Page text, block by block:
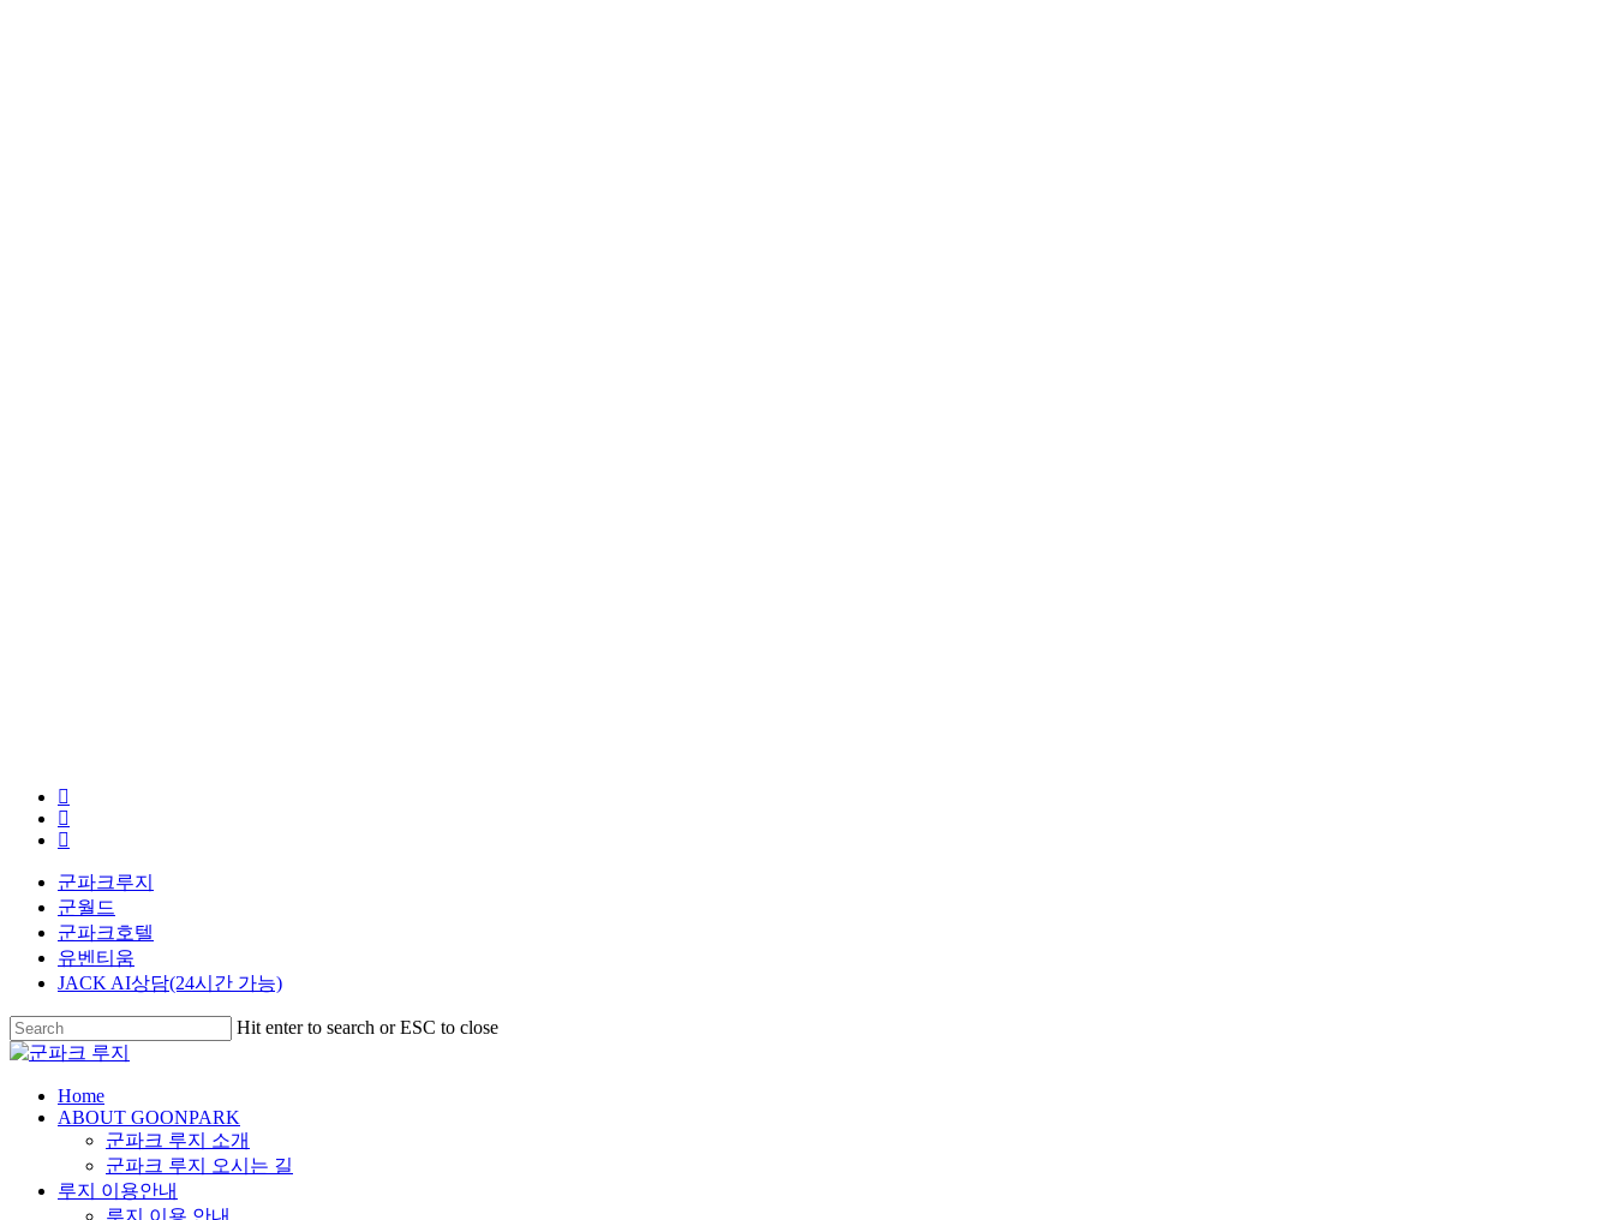
facebook
youtube
instagram
군파크루지
군월드
군파크호텔
유벤티움
JACK AI상담(24시간 가능)
Hit enter to search or ESC to close
Close
search
Menu
Home
ABOUT GOONPARK
군파크 루지 소개
군파크 루지 오시는 길
루지 이용안내
루지 이용 안내